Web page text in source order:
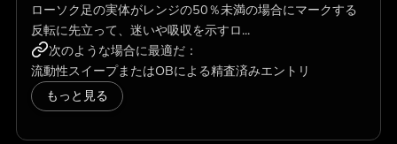
ローソク足の実体がレンジの50％未満の場合にマークする
反転に先立って、迷いや吸収を示すロ...
次のような場合に最適だ：
流動性スイープまたはOBによる精査済みエントリ
もっと見る